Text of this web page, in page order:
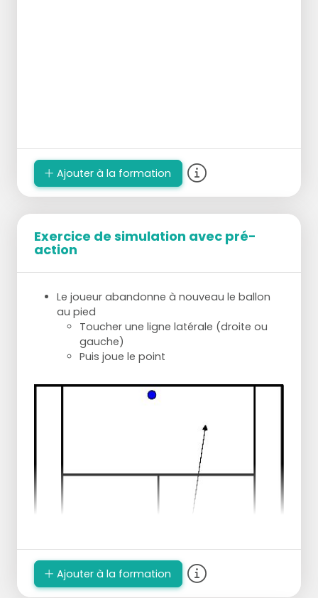
Ajouter à la formation
Exercice de simulation avec pré-
action
Le joueur abandonne à nouveau le ballon
au pied
Toucher une ligne latérale (droite ou
gauche)
Puis joue le point
Ajouter à la formation